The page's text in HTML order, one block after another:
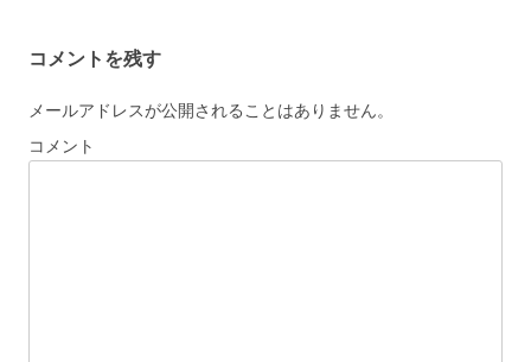
ゲ
ー
シ
コメントを残す
メールアドレスが公開されることはありません。
コメント